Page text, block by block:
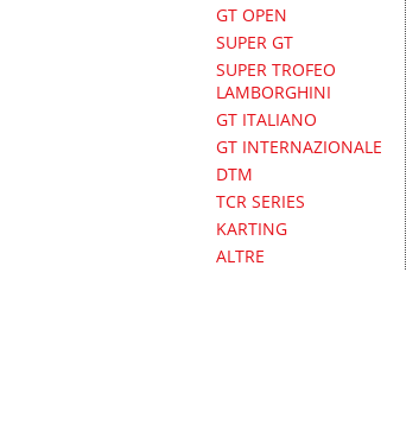
GT OPEN
SUPER GT
SUPER TROFEO
LAMBORGHINI
GT ITALIANO
GT INTERNAZIONALE
DTM
TCR SERIES
KARTING
ALTRE